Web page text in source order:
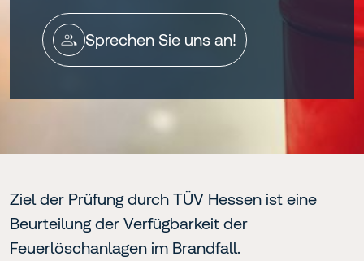
Sprechen Sie uns an!
Ziel der Prüfung durch TÜV Hessen ist eine
Beurteilung der Verfügbarkeit der
Feuerlöschanlagen im Brandfall.